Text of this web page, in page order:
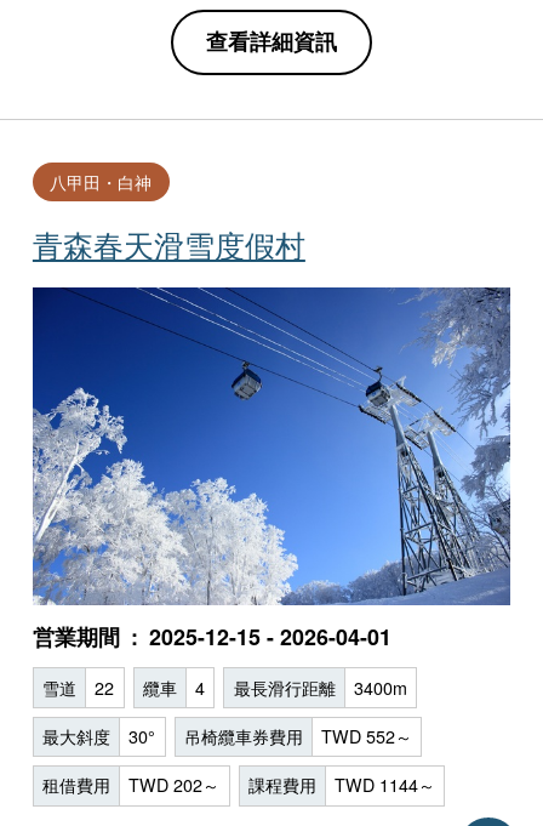
查看詳細資訊
青森春天滑雪度假村
八甲田・白神
営業期間 2025-12-15 - 2026-04-01
雪道 22 纜車 4 最長滑行距離 3400m
最大斜度 30° 吊椅纜車券費用 TWD 552～
租借費用 TWD 202～ 課程費用 TWD 1144～